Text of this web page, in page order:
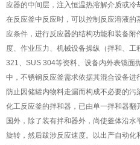
应器的中间层，注入恒温热溶解介质或
在反应釜中反应时，可以控制反应溶液
应条件，进行反应器的结构功能和装备
度、作业压力、机械设备操纵（拌和、
321、SUS 304等资料、设备内外表镜面
中，不锈钢反应釜需求依据其混合设备
防止因储罐内物料走漏而构成不必要的污
化工反应釜的拌和器，已由单一拌和器
国外，除了装有拌和器外，尚使釜体沿水
旋转，然后跋涉反应速度。以出产自动